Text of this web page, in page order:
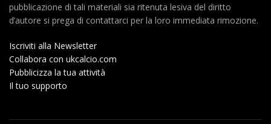
pubblicazione di tali materiali sia ritenuta lesiva del diritto
d’autore si prega di contattarci per la loro immediata rimozione.
Iscriviti alla Newsletter
Collabora con ukcalcio.com
Pubblicizza la tua attività
Il tuo supporto